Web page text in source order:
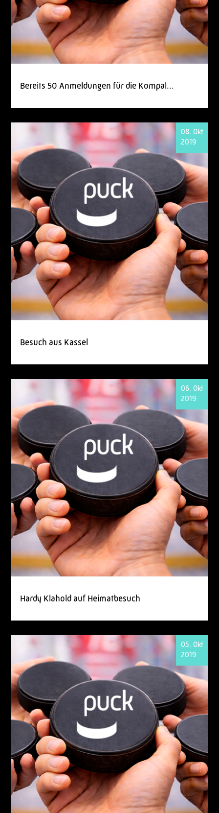
Bereits 50 Anmeldungen für die Kompal...
08. Okt
2019
Besuch aus Kassel
06. Okt
2019
Hardy Klahold auf Heimatbesuch
05. Okt
2019